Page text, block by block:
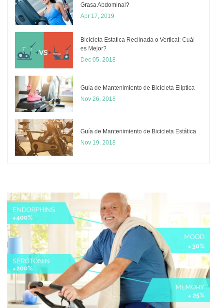
Grasa Abdominal?
Apr 17, 2019
Bicicleta Estatica Reclinada o Vertical: Cuál
es Mejor?
Dec 05, 2018
​Guía de Mantenimiento de Bicicleta Eliptica
Nov 26, 2018
Guía de Mantenimiento de Bicicleta Estática
Nov 19, 2018